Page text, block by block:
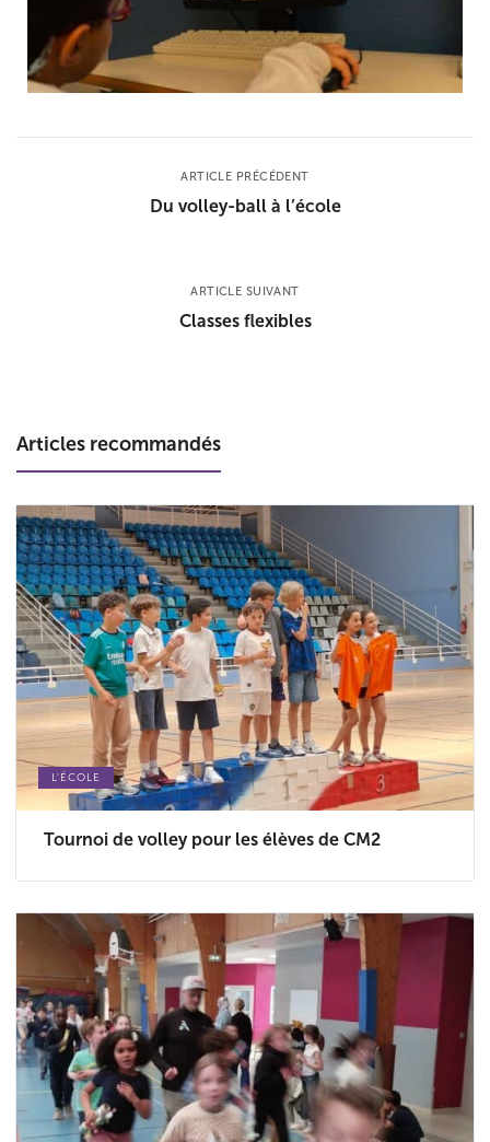
ARTICLE PRÉCÉDENT
Du volley-ball à l’école
ARTICLE SUIVANT
Classes flexibles
Articles recommandés
L'ÉCOLE
Tournoi de volley pour les élèves de CM2